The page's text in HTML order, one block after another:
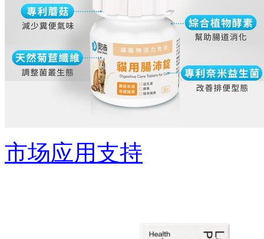
市场应用支持